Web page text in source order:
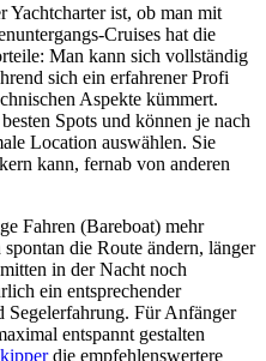
Yachtcharter ist, ob man mit
Cruises hat die
Man kann sich vollständig
sich ein erfahrener Profi
Aspekte kümmert.
Spots und können je nach
Location auswählen. Sie
kann, fernab von anderen
Fahren (Bareboat) mehr
die Route ändern, länger
in der Nacht noch
ein entsprechender
Segelerfahrung. Für Anfänger
entspannt gestalten
die empfehlenswertere